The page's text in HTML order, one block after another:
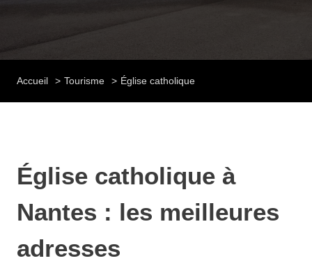
Accueil Tourisme Église catholique
Église catholique à
Nantes : les meilleures
adresses